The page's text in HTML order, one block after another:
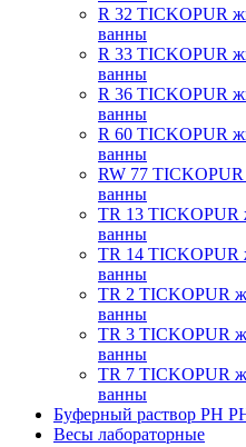
R 32 TICKOPUR
ванны
R 33 TICKOPUR
ванны
R 36 TICKOPUR
ванны
R 60 TICKOPUR
ванны
RW 77 TICKOPUR
ванны
TR 13 TICKOPUR
ванны
TR 14 TICKOPUR
ванны
TR 2 TICKOPUR
ванны
TR 3 TICKOPUR
ванны
TR 7 TICKOPUR
ванны
Буферный раствор PH
Весы лабораторные